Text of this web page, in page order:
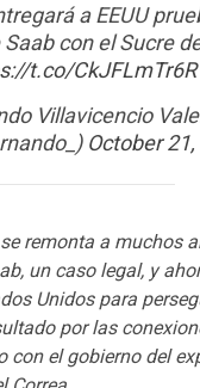
a EEUU
con el Sucre
t.co/CkJFLmTr6R
Villavicencio
October
remonta a muchos
un caso legal, y
Unidos para
por las
con el gobierno del